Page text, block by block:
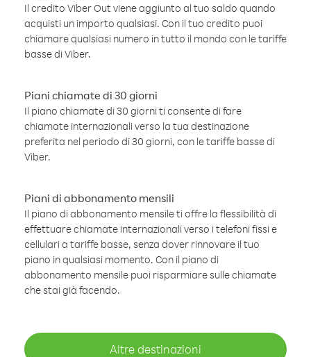
Il credito Viber Out viene aggiunto al tuo saldo quando
acquisti un importo qualsiasi. Con il tuo credito puoi
chiamare qualsiasi numero in tutto il mondo con le tariffe
basse di Viber.
Piani chiamate di 30 giorni
Il piano chiamate di 30 giorni ti consente di fare
chiamate internazionali verso la tua destinazione
preferita nel periodo di 30 giorni, con le tariffe basse di
Viber.
Piani di abbonamento mensili
Il piano di abbonamento mensile ti offre la flessibilità di
effettuare chiamate internazionali verso i telefoni fissi e
cellulari a tariffe basse, senza dover rinnovare il tuo
piano in qualsiasi momento. Con il piano di
abbonamento mensile puoi risparmiare sulle chiamate
che stai già facendo.
Altre destinazioni